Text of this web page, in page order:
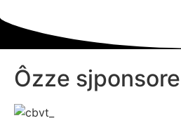
Ôzze sjponsore